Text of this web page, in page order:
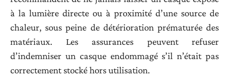
à la lumière directe ou à proximité d’une source de
chaleur, sous peine de détérioration prématurée des
matériaux. Les assurances peuvent refuser
d’indemniser un casque endommagé s’il n’était pas
correctement stocké hors utilisation.